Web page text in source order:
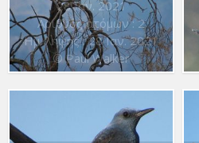
28 Ιαν. 2021
Αριθμός ατόμων : 2
Ημ. λήψης : 28 Ιαν. 2021
© Paul Walker